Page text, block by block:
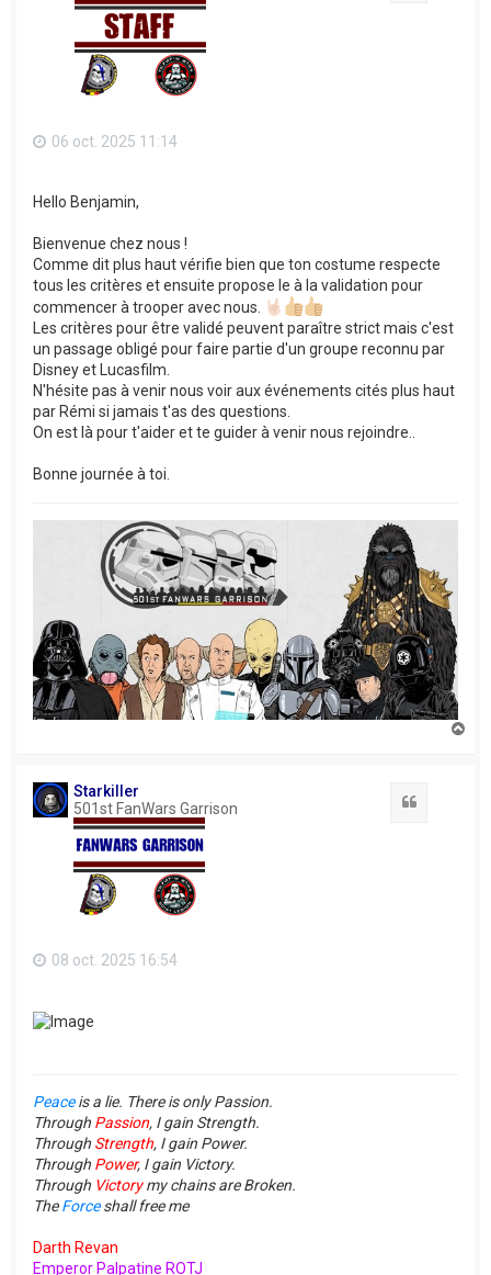
06 oct. 2025 11:14
Hello Benjamin,
Bienvenue chez nous !
Comme dit plus haut vérifie bien que ton costume respecte
tous les critères et ensuite propose le à la validation pour
commencer à trooper avec nous.
Les critères pour être validé peuvent paraître strict mais c'est
un passage obligé pour faire partie d'un groupe reconnu par
Disney et Lucasfilm.
N'hésite pas à venir nous voir aux événements cités plus haut
par Rémi si jamais t'as des questions.
On est là pour t'aider et te guider à venir nous rejoindre..
Bonne journée à toi.
Starkiller
501st FanWars Garrison
08 oct. 2025 16:54
Peaceis a lie. There is only Passion.
Through Passion, I gain Strength.
Through Strength, I gain Power.
Through Power, I gain Victory.
Through Victorymy chains are Broken.
TheForceshall free me
Darth Revan
Emperor Palpatine ROTJ